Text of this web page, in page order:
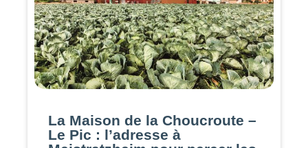
La Maison de la Choucroute –
Le Pic : l’adresse à